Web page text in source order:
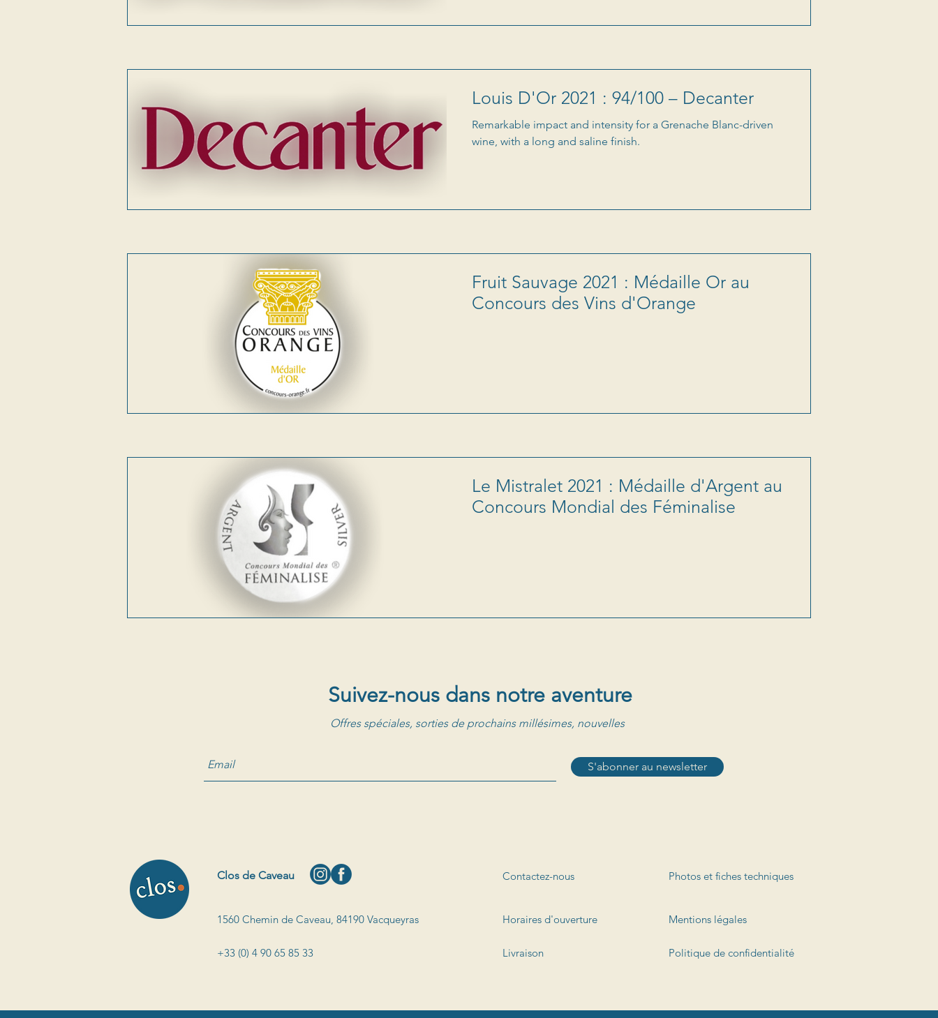
Louis D'Or 2021 : 94/100 – Decanter
Remarkable impact and intensity for a Grenache Blanc-driven
wine, with a long and saline finish.
Fruit Sauvage 2021 : Médaille Or au
Concours des Vins d'Orange
Le Mistralet 2021 : Médaille d'Argent au
Concours Mondial des Féminalise
Suivez-nous dans notre aventure
Offres spéciales, sorties de prochains millésimes, nouvelles
S'abonner au newsletter
Clos de Caveau
1560 Chemin de Caveau, 84190 Vacqueyras
+33 (0) 4 90 65 85 33
Contactez-nous
Horaires d'ouverture
Livraison
Photos et fiches techniques
Mentions légales
Politique de confidentialité